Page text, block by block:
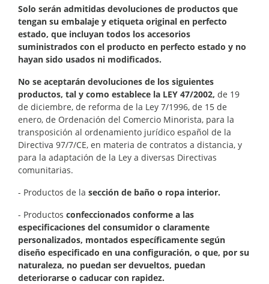
Solo serán admitidas devoluciones de productos que
tengan su embalaje y etiqueta original en perfecto
estado, que incluyan todos los accesorios
suministrados con el producto en perfecto estado y no
hayan sido usados ni modificados.
No se aceptarán devoluciones de los siguientes
productos, tal y como establece la LEY 47/2002, de 19
de diciembre, de reforma de la Ley 7/1996, de 15 de
enero, de Ordenación del Comercio Minorista, para la
transposición al ordenamiento jurídico español de la
Directiva 97/7/CE, en materia de contratos a distancia, y
para la adaptación de la Ley a diversas Directivas
comunitarias.
- Productos de la sección de baño o ropa interior.
- Productos confeccionados conforme a las
especificaciones del consumidor o claramente
personalizados, montados específicamente según
diseño especificado en una configuración, o que, por su
naturaleza, no puedan ser devueltos, puedan
deteriorarse o caducar con rapidez.